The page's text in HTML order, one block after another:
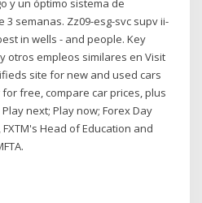
y un óptimo sistema de
3 semanas. Zz09-esg-svc supv ii-
in wells - and people. Key
otros empleos similares en Visit
site for new and used cars
free, compare car prices, plus
next; Play now; Forex Day
Head of Education and